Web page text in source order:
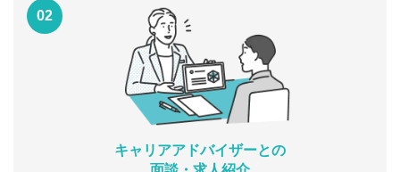
02
キャリアアドバイザーとの